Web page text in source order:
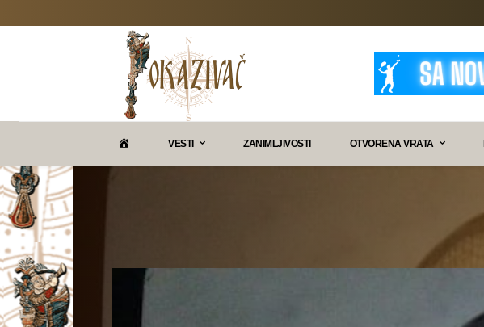
VESTI ZANIMLJIVOSTI OTVORENA VRATA